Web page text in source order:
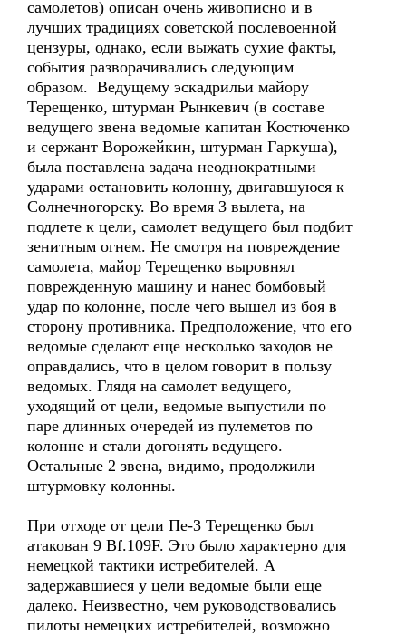
самолетов) описан очень живописно и в
лучших традициях советской послевоенной
цензуры, однако, если выжать сухие факты,
события разворачивались следующим
образом. Ведущему эскадрильи майору
Терещенко, штурман Рынкевич (в составе
ведущего звена ведомые капитан Костюченко
и сержант Ворожейкин, штурман Гаркуша),
была поставлена задача неоднократными
ударами остановить колонну, двигавшуюся к
Солнечногорску. Во время 3 вылета, на
подлете к цели, самолет ведущего был подбит
зенитным огнем. Не смотря на повреждение
самолета, майор Терещенко выровнял
поврежденную машину и нанес бомбовый
удар по колонне, после чего вышел из боя в
сторону противника. Предположение, что его
ведомые сделают еще несколько заходов не
оправдались, что в целом говорит в пользу
ведомых. Глядя на самолет ведущего,
уходящий от цели, ведомые выпустили по
паре длинных очередей из пулеметов по
колонне и стали догонять ведущего.
Остальные 2 звена, видимо, продолжили
штурмовку колонны.
При отходе от цели Пе-3 Терещенко был
атакован 9 Bf.109F. Это было характерно для
немецкой тактики истребителей. А
задержавшиеся у цели ведомые были еще
далеко. Неизвестно, чем руководствовались
пилоты немецких истребителей, возможно